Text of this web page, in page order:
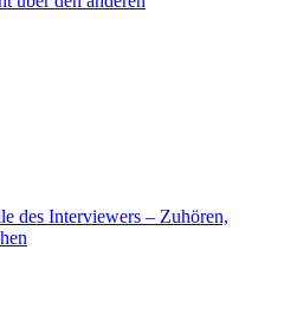
des Interviewers – Zuhören,